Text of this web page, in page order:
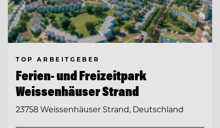
TOP ARBEITGEBER
Ferien- und Freizeitpark
Weissenhäuser Strand
23758 Weissenhäuser Strand, Deutschland